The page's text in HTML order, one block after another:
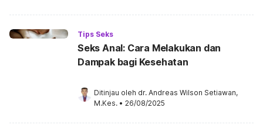
Tips Seks
Seks Anal: Cara Melakukan dan
Dampak bagi Kesehatan
Ditinjau oleh dr. Andreas Wilson Setiawan,
M.Kes. • 26/08/2025